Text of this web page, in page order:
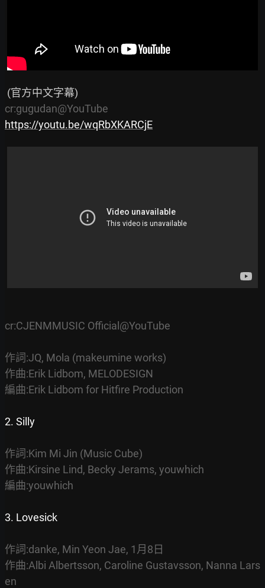
cr:gugudan@YouTube
https://youtu.be/wqRbXKARCjE
cr:CJENMMUSIC Official@YouTube
作詞:JQ, Mola (makeumine works)
作曲:Erik Lidbom, MELODESIGN
編曲:Erik Lidbom for Hitfire Production
2. Silly
作詞:Kim Mi Jin (Music Cube)
作曲:Kirsine Lind, Becky Jerams, youwhich
編曲:youwhich
3. Lovesick
作詞:danke, Min Yeon Jae, 1月8日
作曲:Albi Albertsson, Caroline Gustavsson, Nanna Lars
en